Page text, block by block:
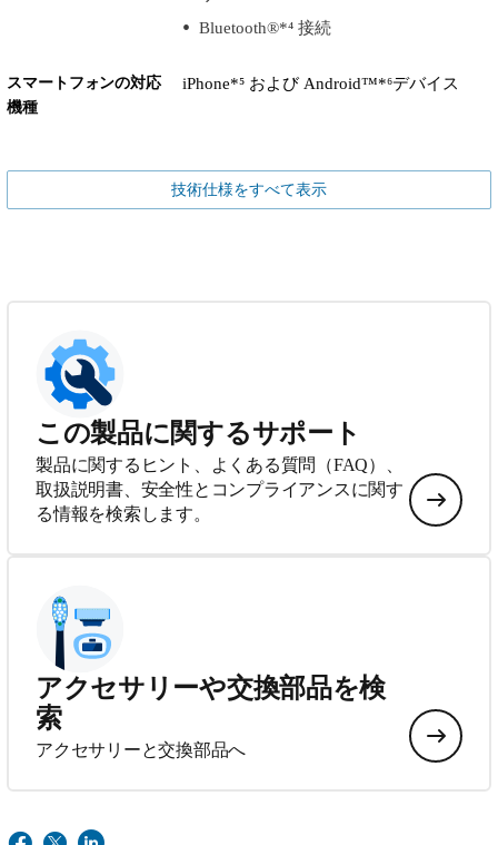
Bluetooth®*⁴ 接続
スマートフォンの対応
機種
iPhone*⁵ および Android™*⁶デバイス
技術仕様をすべて表示
この製品に関するサポート
製品に関するヒント、よくある質問（FAQ）、
取扱説明書、安全性とコンプライアンスに関す
る情報を検索します。
アクセサリーや交換部品を検
索
アクセサリーと交換部品へ